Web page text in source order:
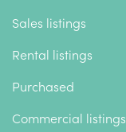
Sales listings
Rental listings
Purchased
Commercial listings